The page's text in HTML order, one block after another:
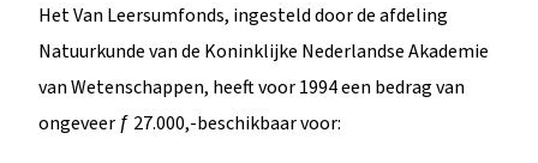
Het Van Leersumfonds, ingesteld door de afdeling
Natuurkunde van de Koninklijke Nederlandse Akademie
van Wetenschappen, heeft voor 1994 een bedrag van
ongeveer ƒ 27.000,-beschikbaar voor: